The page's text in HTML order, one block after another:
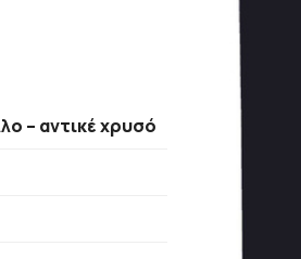
– αντικέ χρυσό